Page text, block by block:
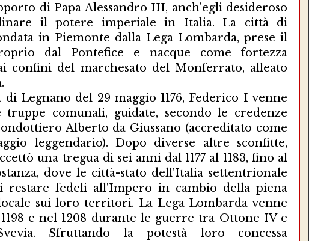
di Papa Alessandro III, anch'egli desideroso
il potere imperiale in Italia. La città di
in Piemonte dalla Lega Lombarda, prese il
dal Pontefice e nacque come fortezza
confini del marchesato del Monferrato, alleato
di Legnano del 29 maggio 1176, Federico I venne
truppe comunali, guidate, secondo le credenze
Alberto da Giussano (accreditato come
leggendario). Dopo diverse altre sconfitte,
una tregua di sei anni dal 1177 al 1183, fino al
dove le città-stato dell'Italia settentrionale
restare fedeli all'Impero in cambio della piena
sui loro territori. La Lega Lombarda venne
e nel 1208 durante le guerre tra Ottone IV e
Sfruttando la potestà loro concessa